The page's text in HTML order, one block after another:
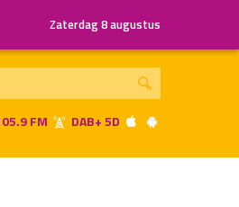
Zaterdag 8 augustus
FM DAB+ 5D